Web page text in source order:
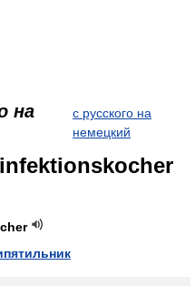
на
с русского на
немецкий